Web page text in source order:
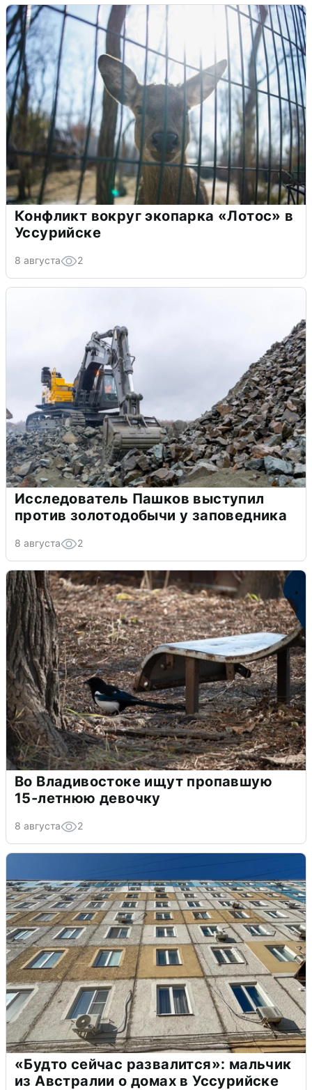
Конфликт вокруг экопарка «Лотос» в
Уссурийске
8 августа 2
Исследователь Пашков выступил
против золотодобычи у заповедника
8 августа 2
Во Владивостоке ищут пропавшую
15-летнюю девочку
8 августа 2
«Будто сейчас развалится»: мальчик
из Австралии о домах в Уссурийске